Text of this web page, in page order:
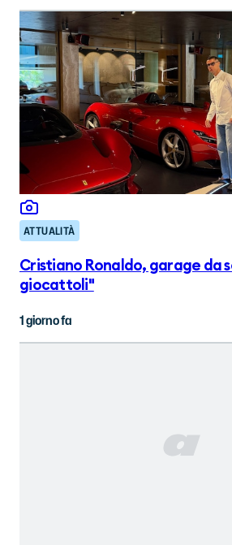
ATTUALITÀ
Cristiano Ronaldo, garage da
giocattoli"
1 giorno fa